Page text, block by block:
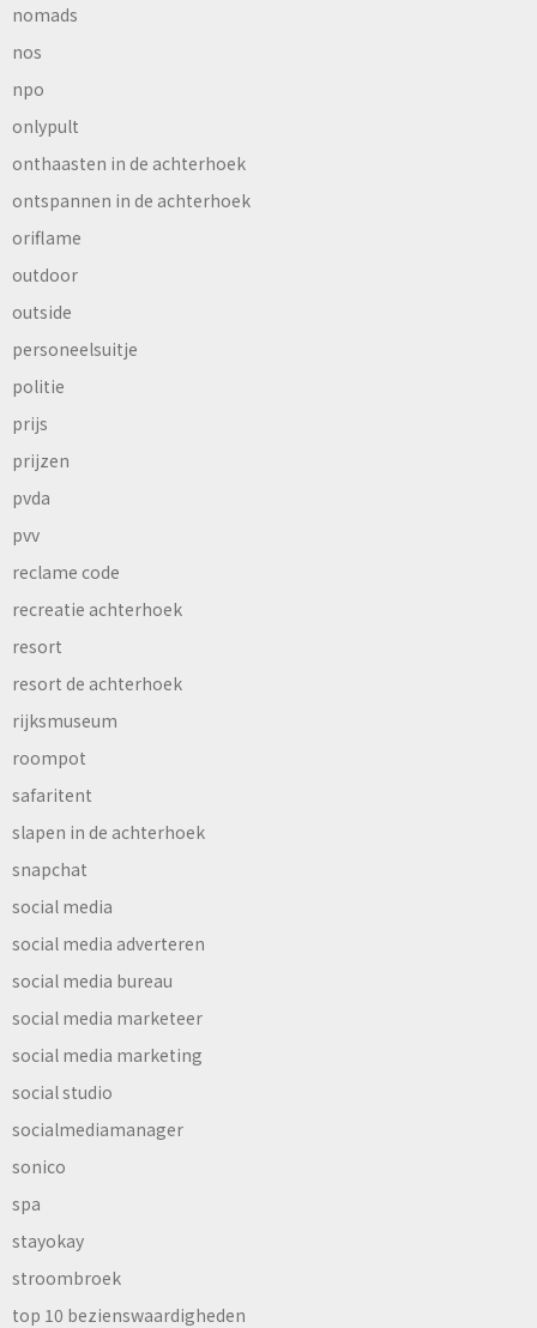
nomads
nos
npo
onlypult
onthaasten in de achterhoek
ontspannen in de achterhoek
oriflame
outdoor
outside
personeelsuitje
politie
prijs
prijzen
pvda
pvv
reclame code
recreatie achterhoek
resort
resort de achterhoek
rijksmuseum
roompot
safaritent
slapen in de achterhoek
snapchat
social media
social media adverteren
social media bureau
social media marketeer
social media marketing
social studio
socialmediamanager
sonico
spa
stayokay
stroombroek
top 10 bezienswaardigheden